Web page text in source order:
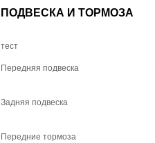
ПОДВЕСКА И ТОРМОЗА
тест
Передняя подвеска
Задняя подвеска
Передние тормоза